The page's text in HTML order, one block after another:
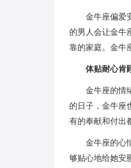
金牛座偏爱
的男人会让金牛
靠的家庭。金牛
体贴耐心肯
金牛座的情
的日子，金牛座
有的奉献和付出
金牛座的心
够贴心地给她安